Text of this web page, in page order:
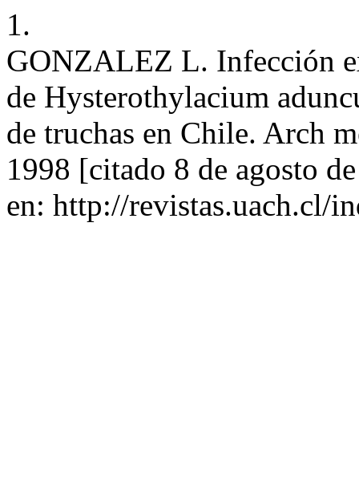
1.
GONZALEZ L. Infección
de Hysterothylacium
de truchas en Chile. Arch
1998 [citado 8 de agosto
en: http://revistas.uach.cl/